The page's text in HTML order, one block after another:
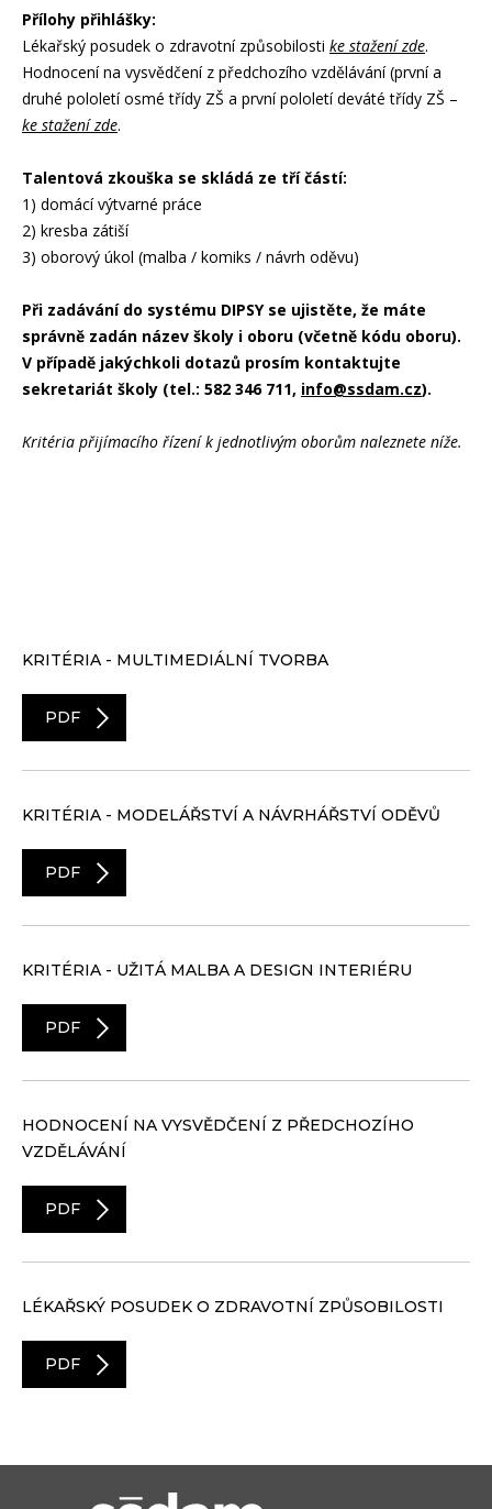
Přílohy přihlášky:
Lékařský posudek o zdravotní způsobilosti ke stažení zde.
Hodnocení na vysvědčení z předchozího vzdělávání (první a
druhé pololetí osmé třídy ZŠ a první pololetí deváté třídy ZŠ –
ke stažení zde.
Talentová zkouška se skládá ze tří částí:
1) domácí výtvarné práce
2) kresba zátiší
3) oborový úkol (malba / komiks / návrh oděvu)
Při zadávání do systému DIPSY se ujistěte, že máte
správně zadán název školy i oboru (včetně kódu oboru).
V případě jakýchkoli dotazů prosím kontaktujte
sekretariát školy (tel.: 582 346 711, info@ssdam.cz).
Kritéria přijímacího řízení k jednotlivým oborům naleznete níže.
KRITÉRIA - MULTIMEDIÁLNÍ TVORBA
PDF
KRITÉRIA - MODELÁŘSTVÍ A NÁVRHÁŘSTVÍ ODĚVŮ
PDF
KRITÉRIA - UŽITÁ MALBA A DESIGN INTERIÉRU
PDF
HODNOCENÍ NA VYSVĚDČENÍ Z PŘEDCHOZÍHO
VZDĚLÁVÁNÍ
PDF
LÉKAŘSKÝ POSUDEK O ZDRAVOTNÍ ZPŮSOBILOSTI
PDF